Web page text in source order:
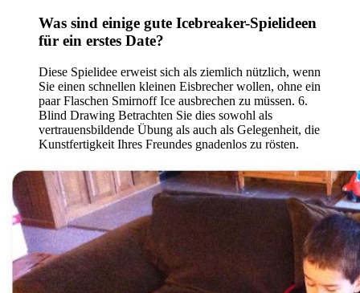
Was sind einige gute Icebreaker-Spielideen
für ein erstes Date?
Diese Spielidee erweist sich als ziemlich nützlich, wenn
Sie einen schnellen kleinen Eisbrecher wollen, ohne ein
paar Flaschen Smirnoff Ice ausbrechen zu müssen. 6.
Blind Drawing Betrachten Sie dies sowohl als
vertrauensbildende Übung als auch als Gelegenheit, die
Kunstfertigkeit Ihres Freundes gnadenlos zu rösten.